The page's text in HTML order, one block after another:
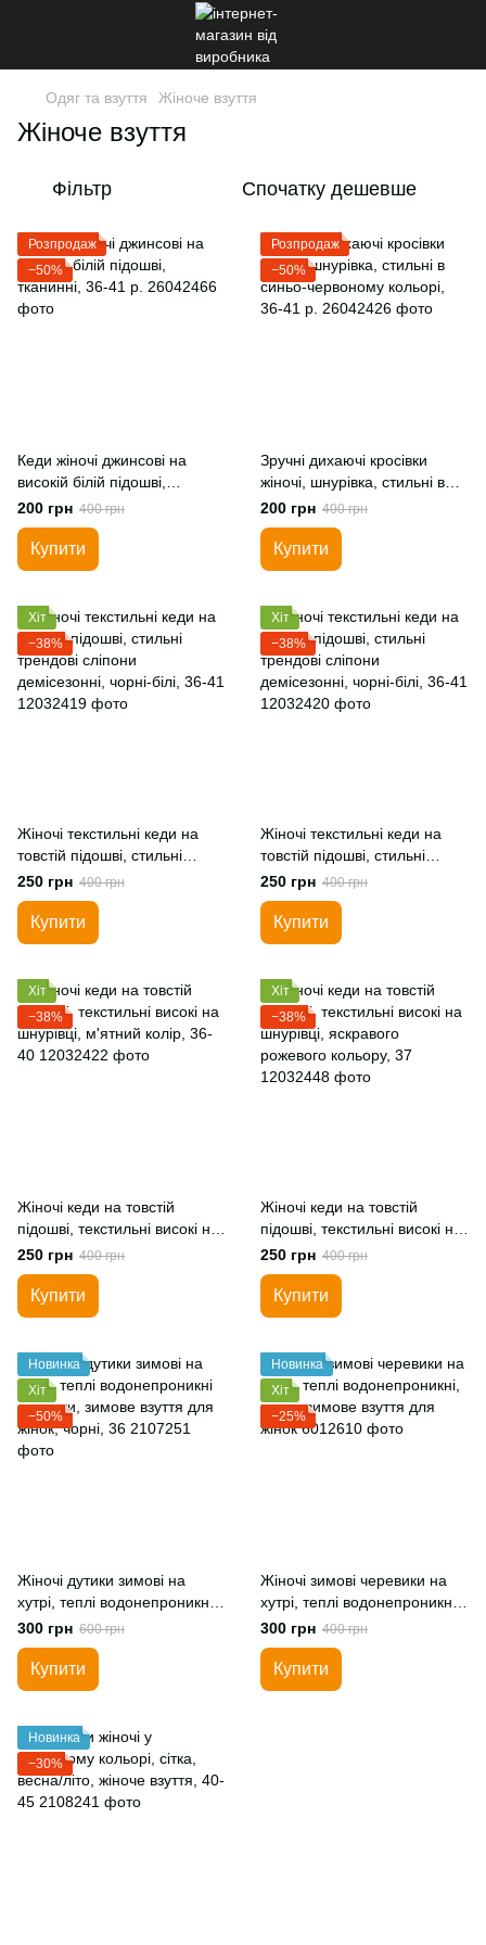
Одяг та взуття Жіноче взуття
Жіноче взуття
Фільтр Спочатку дешевше
Розпродаж
−50%
Кеди жіночі джинсові на
високій білій підошві,
тканинні, 36-41 р.
200 грн 400 грн
Купити
Розпродаж
−50%
Зручні дихаючі кросівки
жіночі, шнурівка, стильні в
синьо-червоному кольорі,
36-41 р.
200 грн 400 грн
Купити
Хіт
−38%
Жіночі текстильні кеди на
товстій підошві, стильні
трендові сліпони
демісезонні, чорні-білі, 36-41
250 грн 400 грн
Купити
Хіт
−38%
Жіночі текстильні кеди на
товстій підошві, стильні
трендові сліпони
демісезонні, чорні-білі, 36-41
250 грн 400 грн
Купити
Хіт
−38%
Жіночі кеди на товстій
підошві, текстильні високі на
шнурівці, м'ятний колір, 36-
40
250 грн 400 грн
Купити
Хіт
−38%
Жіночі кеди на товстій
підошві, текстильні високі на
шнурівці, яскравого
рожевого кольору, 37
250 грн 400 грн
Купити
Новинка
Хіт
−50%
Жіночі дутики зимові на
хутрі, теплі водонепроникні
сапожки, зимове взуття для
жінок, чорні, 36
300 грн 600 грн
Купити
Новинка
Хіт
−25%
Жіночі зимові черевики на
хутрі, теплі водонепроникні,
чорні, зимове взуття для
жінок
300 грн 400 грн
Купити
Новинка
−30%